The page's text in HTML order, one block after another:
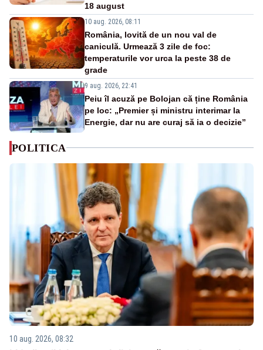
18 august
10 aug. 2026, 08:11
România, lovită de un nou val de
caniculă. Urmează 3 zile de foc:
temperaturile vor urca la peste 38 de
grade
9 aug. 2026, 22:41
Peiu îl acuză pe Bolojan că ține România
pe loc: „Premier și ministru interimar la
Energie, dar nu are curaj să ia o decizie”
POLITICA
10 aug. 2026, 08:32